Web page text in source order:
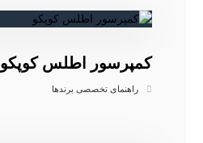
کمپرسور اطلس کوپکو
راهنمای تخصصی برندها